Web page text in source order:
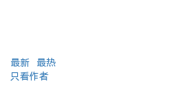
最新 最热
只看作者